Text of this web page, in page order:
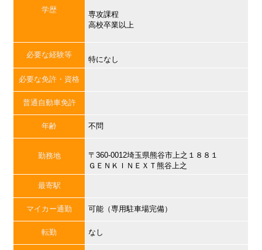
学歴
専攻課程
高校卒業以上
必要な経験等
特になし
必要な免許・資格
普通自動車免許
年齢 不問
勤務地
〒360-0012埼玉県熊谷市上之１８８１
ＧＥＮＫＩＮＥＸＴ熊谷上之
最寄駅
マイカー通勤 可能（専用駐車場完備）
転勤 なし